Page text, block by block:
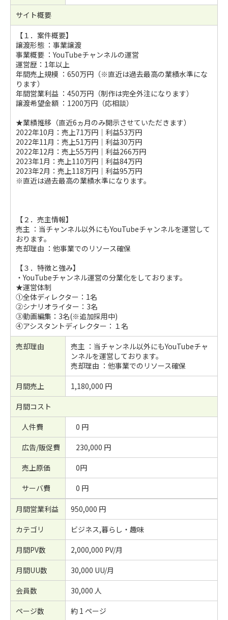
サイト概要
【１．案件概要】
譲渡形態 ：事業譲渡
事業概要 ：YouTubeチャンネルの運営
運営歴：1年以上
年間売上規模 ：650万円（※直近は過去最高の業績水準にな
ります）
年間営業利益 ：450万円（制作は完全外注になります）
譲渡希望金額 ：1200万円（応相談）
★業績推移（直近6ヵ月のみ開示させていただきます）
2022年10月：売上71万円｜利益53万円
2022年11月：売上51万円｜利益30万円
2022年12月：売上55万円｜利益266万円
2023年1月：売上110万円｜利益84万円
2023年2月：売上118万円｜利益95万円
※直近は過去最高の業績水準になります。
【２．売主情報】
売主 ：当チャンネル以外にもYouTubeチャンネルを運営して
おります。
売却理由 ：他事業でのリソース確保
【３．特徴と強み】
・YouTubeチャンネル運営の分業化をしております。
★運営体制
①全体ディレクター：1名
②シナリオライター：3名
③動画編集：3名(※追加採用中)
④アシスタントディレクター：１名
売却理由
売主 ：当チャンネル以外にもYouTubeチャ
ンネルを運営しております。
売却理由 ：他事業でのリソース確保
月間売上
1,180,000 円
月間コスト
人件費
0 円
広告/販促費
230,000 円
売上原価
0円
サーバ費
0 円
月間営業利益
950,000 円
カテゴリ
ビジネス,暮らし・趣味
月間PV数
2,000,000 PV/月
月間UU数
30,000 UU/月
会員数
30,000 人
ページ数
約 1 ページ